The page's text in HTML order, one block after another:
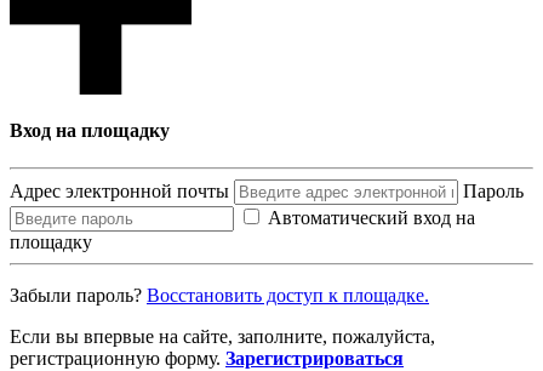
Вход на площадку
Адрес электронной почты
Пароль
Автоматический вход на
площадку
Забыли пароль? Восcтановить доступ к площадке.
Если вы впервые на сайте, заполните, пожалуйста,
регистрационную форму. Зарегистрироваться